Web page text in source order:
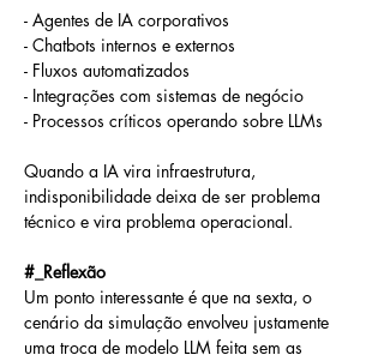
- Agentes de IA corporativos
- Chatbots internos e externos
- Fluxos automatizados
- Integrações com sistemas de negócio
- Processos críticos operando sobre LLMs
Quando a IA vira infraestrutura,
indisponibilidade deixa de ser problema
técnico e vira problema operacional.
#_Reflexão
Um ponto interessante é que na sexta, o
cenário da simulação envolveu justamente
uma troca de modelo LLM feita sem as